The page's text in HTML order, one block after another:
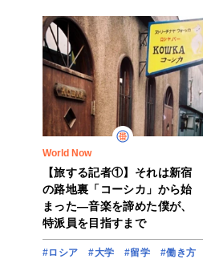
World Now
【旅する記者①】それは新宿
の路地裏「コーシカ」から始
まった―音楽を諦めた僕が、
特派員を目指すまで
#ロシア #大学 #留学
#働き方